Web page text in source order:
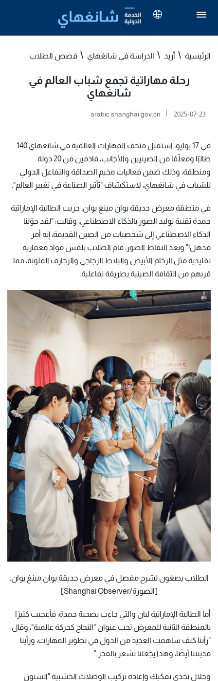
الرئيسية أريد الدراسة في شانغهاي قصص الطلاب
رحلة مهاراتية تجمع شباب العالم في
شانغهاي
arabic.shanghai.gov.cn 2025-07-23
في 17 يوليو، استقبل متحف المهارات العالمية في شانغهاي 140
طالبًا ومعلّمًا من الصينيين والأجانب، قادمين من 20 دولة
ومنطقة، وذلك ضمن فعاليات مخيم الصداقة والتفاعل الدولي
للشباب في شانغهاي، لاستكشاف "تأثير الصناعة في تغيير العالم".
في منطقة معرض حديقة يوان مينغ يوان، جربت الطالبة الإماراتية
حمدة تقنية توليد الصور بالذكاء الاصطناعي، وقالت: "لقد حوّلنا
الذكاء الاصطناعي إلى شخصيات من الصين القديمة، إنه أمر
مذهل!" وبعد التقاط الصور، قام الطلاب بلمس مواد معمارية
تقليدية مثل الرخام الأبيض والبلاط الزجاجي والزخارف الملونة، مما
قربهم من الثقافة الصينية بطريقة تفاعلية.
الطلاب يصغون لشرح مفصل في معرض حديقة يوان مينغ يوان.
[الصورة/Shanghai Observer]
أما الطالبة الإماراتية ليان والتي جاءت بصحبة حمدة، فأعجبت كثيرًا
بالمنطقة الثانية للمعرض تحت عنوان "النجاح كحركة عالمية"، وقال:
"رأينا كيف ساهمت العديد من الدول في تطوير المهارات، ورأينا
مدينتنا أيضًا، وهذا يجعلنا نشعر بالفخر."
وخلال تحدي تفكيك وإعادة تركيب الوصلات الخشبية "السنون